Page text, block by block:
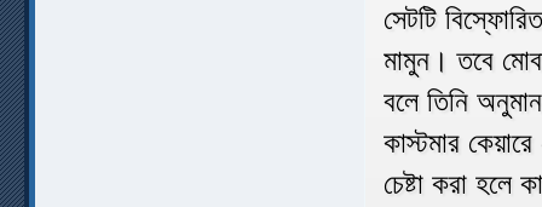
সেটটি
মামুন। তবে
বলে তিনি
কাস্টমার
চেষ্টা করা হলে